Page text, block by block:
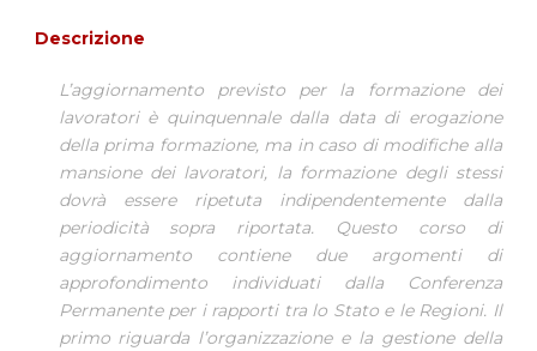
Descrizione
L’aggiornamento previsto per la formazione dei
lavoratori è quinquennale dalla data di erogazione
della prima formazione, ma in caso di modifiche alla
mansione dei lavoratori, la formazione degli stessi
dovrà essere ripetuta indipendentemente dalla
periodicità sopra riportata. Questo corso di
aggiornamento contiene due argomenti di
approfondimento individuati dalla Conferenza
Permanente per i rapporti tra lo Stato e le Regioni. Il
primo riguarda l’organizzazione e la gestione della